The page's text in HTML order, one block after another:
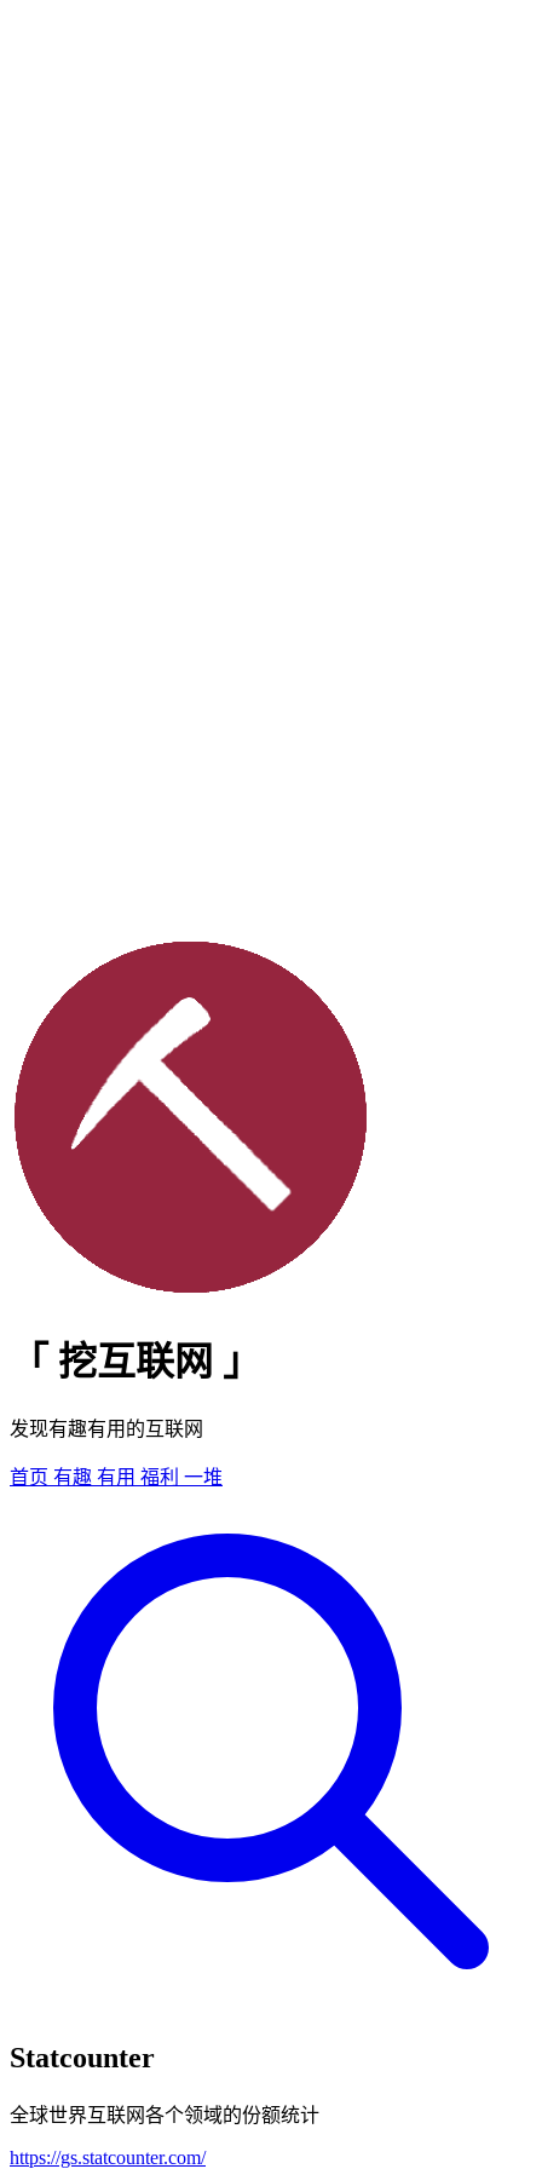
「 挖互联网 」
发现有趣有用的互联网
首页 有趣 有用 福利 一堆
Statcounter
全球世界互联网各个领域的份额统计
https://gs.statcounter.com/